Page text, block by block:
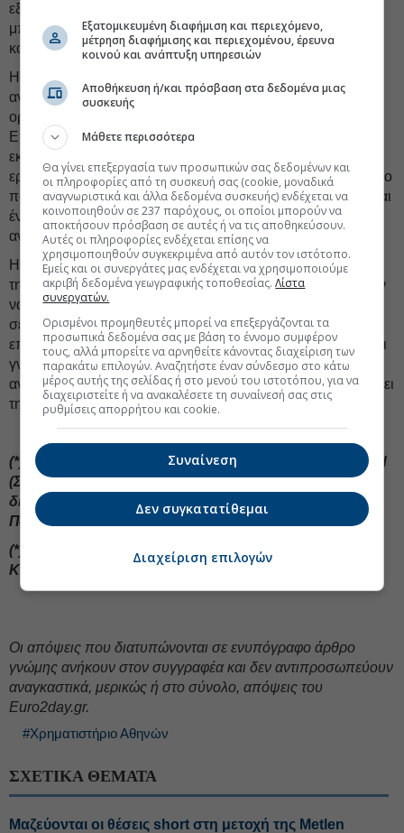
εξαγωγή συμπερασμάτων για το αν το φύλο της ηγεσίας
μπορεί να διαφοροποιεί τη σχέση ανάμεσα στο CEO brand
και στο κόστος κεφαλαίου.
Η διεθνής βιβλιογραφία δείχνει ότι η αγορά μπορεί να
αντιλαμβάνεται διαφορετικά τη δημοσιότητα και την
ορατότητα όταν αυτές συνδέονται με γυναίκες CEOs.
Επομένως, αν στο μέλλον αυξηθεί η γυναικεία
εκπροσώπηση στην κορυφή των εισηγμένων εταιρειών, το
ερώτημα του CEO brand θα αξίζει να επανεξεταστεί όχι μόνο
ποσοτικά, αλλά και ποιοτικά: όχι απλώς πόσο γνωστός είναι
ένας CEO, αλλά πώς η αγορά ερμηνεύει αυτή την
αναγνωρισιμότητα.
Η εικόνα, λοιπόν, έχει σημασία, αλλά δεν αρκεί από μόνη
της. Το πραγματικό ζητούμενο είναι αν οι εταιρείες μπορούν
να μετατρέψουν το CEO branding από εργαλείο προβολής
σε
εργαλείο εμπιστοσύνης. Εκεί ίσως βρίσκεται και το
επόμενο στάδιο της συζήτησης: όχι μόνο αν ένας CEO είναι
γνωστός, αλλά αν η αγορά μπορεί να πειστεί ότι αυτή η
αναγνωρισιμότητα μειώνει πράγματι τον κίνδυνο και ενισχύει
την αξία της εταιρείας.
(*) Θ. Κρίντας (φωτ. αρ.): Founder & CEO, Koubaras Ltd
(Συμβουλευτική εταιρεία που δίνει έμφαση στις λύσεις
διαδοχής) Εξωτερικός Καθηγητής, Οικονομικό
Πανεπιστήμιο Αθηνών
(*) Μιχαήλ Αυξέντιου Βλάδος: Junior Business Analyst,
Koubaras Ltd
Oι απόψεις που διατυπώνονται σε ενυπόγραφο άρθρο
γνώμης ανήκουν στον συγγραφέα και δεν αντιπροσωπεύουν
αναγκαστικά, μερικώς ή στο σύνολο, απόψεις του
Euro2day.gr.
#Χρηματιστήριο Αθηνών
ΣΧΕΤΙΚΑ ΘΕΜΑΤΑ
Μαζεύονται οι θέσεις short στη μετοχή της Metlen
Εξατομικευμένη διαφήμιση και περιεχόμενο,
μέτρηση διαφήμισης και περιεχομένου, έρευνα
κοινού και ανάπτυξη υπηρεσιών
Αποθήκευση ή/και πρόσβαση στα δεδομένα μιας
συσκευής
Μάθετε περισσότερα
Θα γίνει επεξεργασία των προσωπικών σας δεδομένων και
οι πληροφορίες από τη συσκευή σας (cookie, μοναδικά
αναγνωριστικά και άλλα δεδομένα συσκευής) ενδέχεται να
κοινοποιηθούν σε 237 παρόχους, οι οποίοι μπορούν να
αποκτήσουν πρόσβαση σε αυτές ή να τις αποθηκεύσουν.
Αυτές οι πληροφορίες ενδέχεται επίσης να
χρησιμοποιηθούν συγκεκριμένα από αυτόν τον ιστότοπο.
Εμείς και οι συνεργάτες μας ενδέχεται να χρησιμοποιούμε
ακριβή δεδομένα γεωγραφικής τοποθεσίας.Λίστα
συνεργατών.
Ορισμένοι προμηθευτές μπορεί να επεξεργάζονται τα
προσωπικά δεδομένα σας με βάση το έννομο συμφέρον
τους, αλλά μπορείτε να αρνηθείτε κάνοντας διαχείριση των
παρακάτω επιλογών. Αναζητήστε έναν σύνδεσμο στο κάτω
μέρος αυτής της σελίδας ή στο μενού του ιστοτόπου, για να
διαχειριστείτε ή να ανακαλέσετε τη συναίνεσή σας στις
ρυθμίσεις απορρήτου και cookie.
Συναίνεση
Δεν συγκατατίθεμαι
Διαχείριση επιλογών